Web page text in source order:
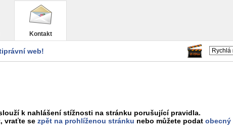
Kontakt
web!
k nahlášení stížnosti na stránku porušující pravidla.
vraťte se zpět na prohlíženou stránku nebo můžete podat obecný